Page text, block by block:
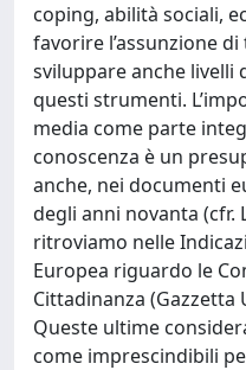
coping, abilità sociali,
favorire l’assunzione
sviluppare anche livelli
questi strumenti.
media come parte
conoscenza è un
anche, nei documenti
degli anni novanta (cfr.
ritroviamo nelle
Europea riguardo le
Cittadinanza (Gazzetta
Queste ultime
come imprescindibili